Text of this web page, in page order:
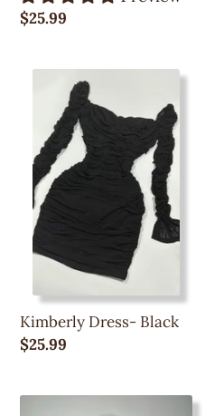
Precio
$25.99
Kimberly
Dress-
Black
Kimberly Dress- Black
Precio
$25.99